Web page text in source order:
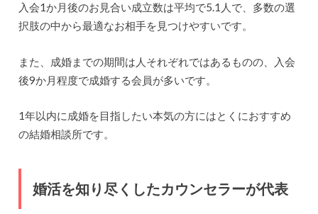
入会1か月後のお見合い成立数は平均で5.1人で、多数の選
択肢の中から最適なお相手を見つけやすいです。
また、成婚までの期間は人それぞれではあるものの、入会
後9か月程度で成婚する会員が多いです。
1年以内に成婚を目指したい本気の方にはとくにおすすめ
の結婚相談所です。
婚活を知り尽くしたカウンセラーが代表